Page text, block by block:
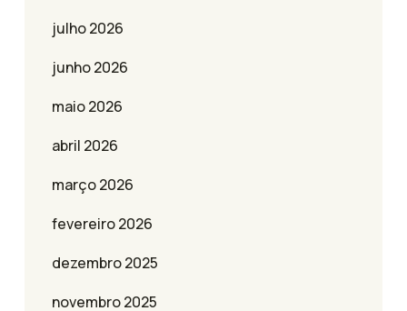
julho 2026
junho 2026
maio 2026
abril 2026
março 2026
fevereiro 2026
dezembro 2025
novembro 2025